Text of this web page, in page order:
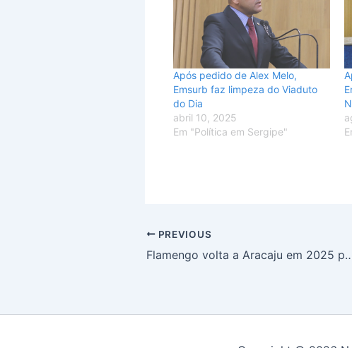
Após pedido de Alex Melo,
Emsurb faz limpeza do Viaduto
do Dia
abril 10, 2025
Em "Política em Sergipe"
PREVIOUS
Flamengo volta a Aracaju em 2025 para